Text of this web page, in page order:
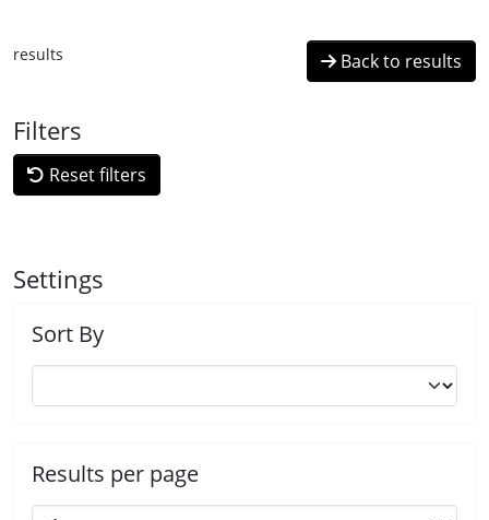
results Back to results
Filters
Reset filters
Settings
Sort By
Results per page